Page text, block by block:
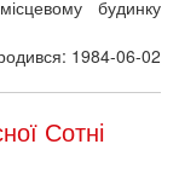
будинку
1984-06-02
Сотні